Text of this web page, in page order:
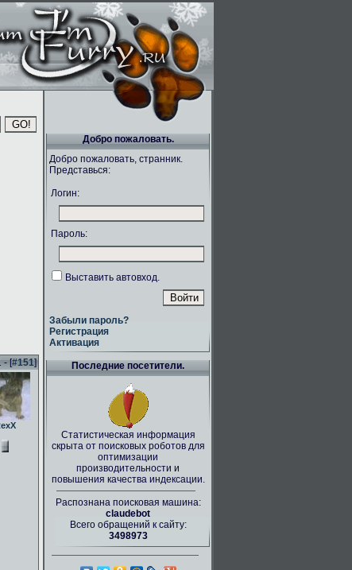
- [#151]
Добро пожаловать.
Добро пожаловать, странник.
Представься:
Логин:
Пароль:
Выставить автовход.
Забыли пароль?
Регистрация
Активация
Последние посетители.
Статистическая информация
скрыта от поисковых роботов для
оптимизации
производительности и
повышения качества индексации.
Распознана поисковая машина:
claudebot
Всего обращений к сайту:
3498973